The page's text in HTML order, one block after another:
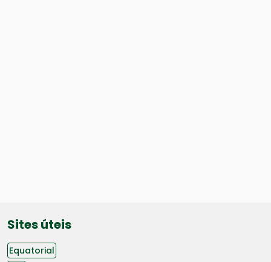
Sites úteis
Equatorial